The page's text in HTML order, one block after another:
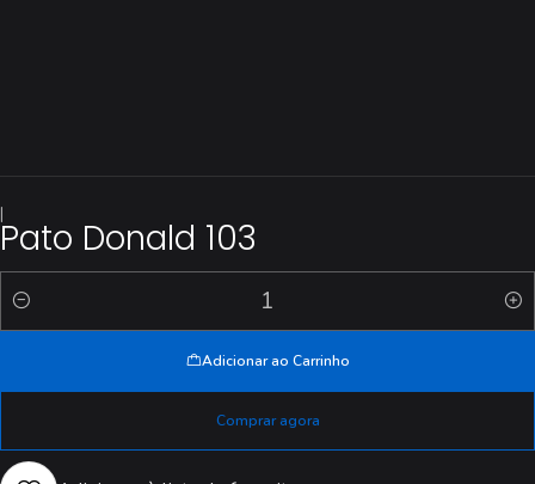
|
Pato Donald 103
Quantidade
Adicionar ao Carrinho
Comprar agora